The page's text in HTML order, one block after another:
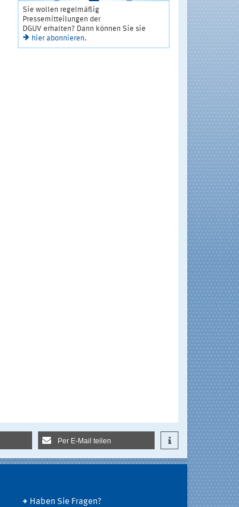
Sie wollen regelmäßig
Pressemitteilungen der
DGUV erhalten? Dann können Sie sie
hier abonnieren.
Per E-Mail teilen
Haben Sie Fragen?